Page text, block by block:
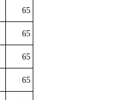
65
65
65
65